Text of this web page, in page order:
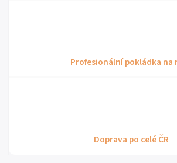
Profesionální pokládka na
Doprava po celé ČR